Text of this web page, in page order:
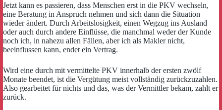
Jetzt kann es passieren, dass Menschen erst in die PKV wechseln,
eine Beratung in Anspruch nehmen und sich dann die Situation
wieder ändert. Durch Arbeitslosigkeit, einen Wegzug ins Ausland
oder auch durch andere Einflüsse, die manchmal weder der Kunde
noch ich, in nahezu allen Fällen, aber ich als Makler nicht,
beeinflussen kann, endet ein Vertrag.
Wird eine durch mit vermittelte PKV innerhalb der ersten zwölf
Monate beendet, ist die Vergütung meist vollständig zurückzuzahlen.
Also gearbeitet für nichts und das, was der Vermittler bekam, zahlt er
zurück.